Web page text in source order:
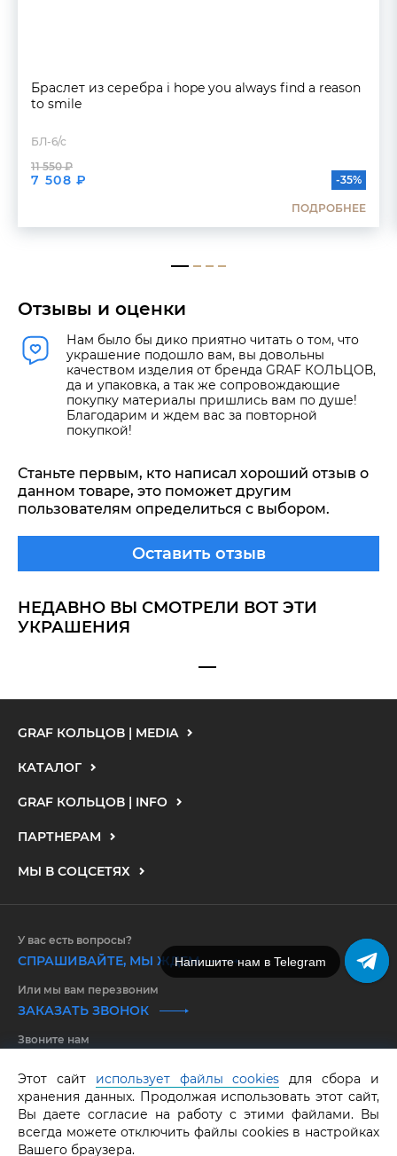
Браслет из серебра i hope you always find a reason
to smile
БЛ-6/с
7 508 ₽
11 550 ₽
-35%
ПОДРОБНЕЕ
Отзывы и оценки
Нам было бы дико приятно читать о том, что
украшение подошло вам, вы довольны
качеством изделия от бренда GRAF КОЛЬЦОВ,
да и упаковка, а так же сопровождающие
покупку материалы пришлись вам по душе!
Благодарим и ждем вас за повторной
покупкой!
Оставить отзыв
Станьте первым, кто написал хороший отзыв о
данном товаре, это поможет другим
пользователям определиться с выбором.
НЕДАВНО ВЫ СМОТРЕЛИ ВОТ ЭТИ
УКРАШЕНИЯ
GRAF КОЛЬЦОВ | MEDIA
КАТАЛОГ
GRAF КОЛЬЦОВ | INFO
ПАРТНЕРАМ
МЫ В СОЦСЕТЯХ
GRAF КОЛЬЦОВ. Все права защищены.
У вас есть вопросы?
СПРАШИВАЙТЕ, МЫ ЖДЕМ
Или мы вам перезвоним
ЗАКАЗАТЬ ЗВОНОК
Звоните нам
Этот сайт использует файлы cookies для сбора и
хранения данных. Продолжая использовать этот сайт,
Вы даете согласие на работу с этими файлами. Вы
всегда можете отключить файлы cookies в настройках
Вашего браузера.
Напишите нам в Telegram
Напишите нам в MAX